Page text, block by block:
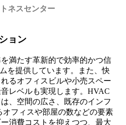
ネスセンター
ョン
満たす革新的で効率的かつ信
を提供しています。また、快
るオフィスビルや小売スペー
レベルも実現します。HVAC
、空間の広さ、既存のインフ
フィスや部屋の数などの要素
消費コストを抑えつつ、最大